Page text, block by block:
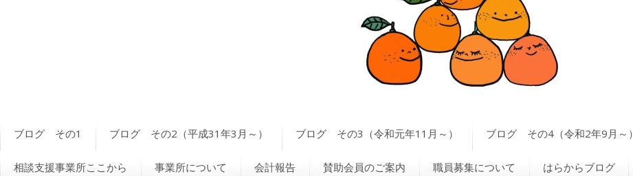
ブログ その1 ブログ その2（平成31年3月～） ブログ その3（令和元年11月～） ブログ その4（令和2年9月～）
相談支援事業所ここから 事業所について 会計報告 賛助会員のご案内 職員募集について はらからブログ